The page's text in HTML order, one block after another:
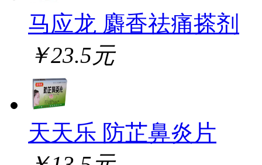
马应龙 麝香祛痛搽剂
￥23.5元
天天乐 防芷鼻炎片